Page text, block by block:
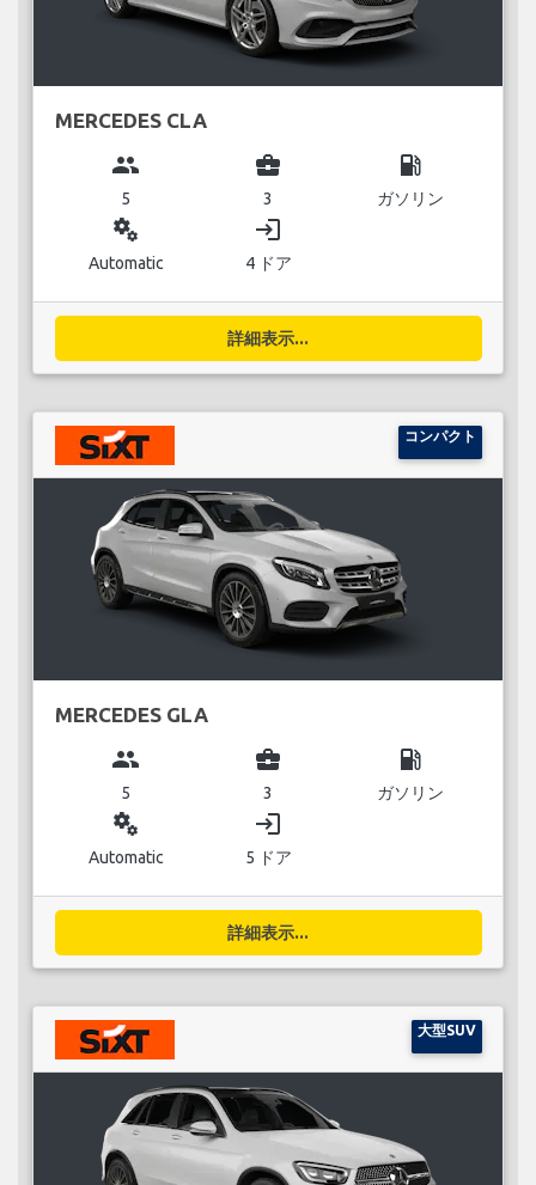
MERCEDES CLA
group
5
business_center
3
local_gas_station
ガソリン
miscellaneous_services
Automatic
login
4 ドア
詳細表示...
コンパクト
MERCEDES GLA
group
5
business_center
3
local_gas_station
ガソリン
miscellaneous_services
Automatic
login
5 ドア
詳細表示...
大型SUV